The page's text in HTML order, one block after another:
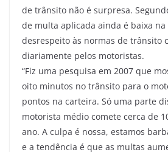
de trânsito não é surpresa.
de multa aplicada ainda é baixa na
desrespeito às normas de trânsito
diariamente pelos motoristas.
“Fiz uma pesquisa em 2007 que
oito minutos no trânsito para o
pontos na carteira. Só uma parte
motorista médio comete cerca de
ano. A culpa é nossa, estamos
e a tendência é que as multas